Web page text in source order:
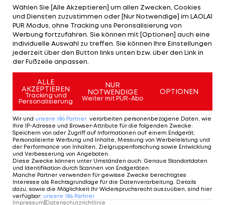
Die 24 EM-Teilnehmer müssen ihren offiziellen
Turnier-Kader bis zum 7. Juni bei der UEFA
einreichen. Das Eröffnungsspiel steigt sieben Tage
später zwischen Gastgeber Deutschland und
Schottland.
EURO 2024: An diesem
Tag verkündet
Nagelsmann den DFB-
Kader
Fußball
Das sind die 24 EURO-Teilnehmer 2024
Wählen Sie [Alle Akzeptieren] um allen Zwecken, Cookies
und Diensten zuzustimmen oder [Nur Notwendige] im LAOLA1
PUR Modus, ohne Tracking uns Peronsalisierung von
Werbung fortzufahren. Sie können mit [Optionen] auch eine
individuelle Auswahl zu treffen. Sie können Ihre Einstellungen
jederzeit über den Button links unten bzw. über den Link in
der Fußzeile anpassen.
ALLE
AKZEPTIEREN
Tracking und
Personalisierung
NUR
NOTWENDIGE
Weiter mit PUR-Abo
OPTIONEN
Wir und unsere 186 Partner verarbeiten personenbezogene Daten, wie
Ihre IP-Adresse und Browser-Attribute für die folgenden Zwecke:
Speichern von oder Zugriff auf Informationen auf einem Endgerät;
Personalisierte Werbung und Inhalte, Messung von Werbeleistung und
der Performance von Inhalten, Zielgruppenforschung sowie Entwicklung
und Verbesserung von Angeboten
Diese Zwecke können unter Umständen auch: Genaue Standortdaten
und Identifikation durch Scannen von Endgeräten
Manche Partner verwenden für gewisse Zwecke berechtigtes
Interesse als Rechtsgrundlage für die Datenverarbeitung. Details
dazu, sowie die Möglichkeit Ihr Widerspruchsrecht auszuüben, sind hier
verfügbar: unsere 186 Partner
Impressum|Datenschutzrichtlinie